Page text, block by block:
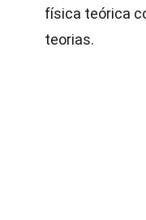
física teórica
teorias.